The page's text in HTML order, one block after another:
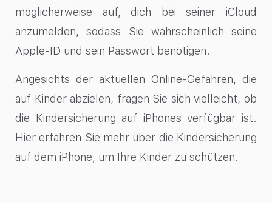
möglicherweise auf, dich bei seiner iCloud
anzumelden, sodass Sie wahrscheinlich seine
Apple-ID und sein Passwort benötigen.
Angesichts der aktuellen Online-Gefahren, die
auf Kinder abzielen, fragen Sie sich vielleicht, ob
die Kindersicherung auf iPhones verfügbar ist.
Hier erfahren Sie mehr über die Kindersicherung
auf dem iPhone, um Ihre Kinder zu schützen.